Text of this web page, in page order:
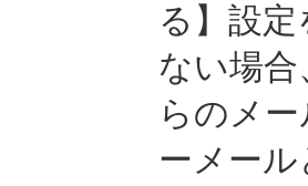
る】設
ない場
らのメ
ーメー